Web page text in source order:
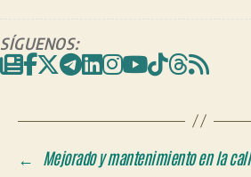
SÍGUENOS:
←
Mejorado y mantenimiento en la